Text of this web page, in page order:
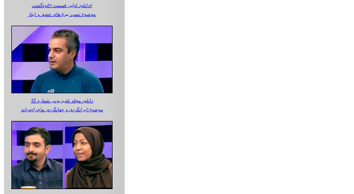
دانلود اولین قسمت «کوه‌گشت»
موضوع:نصب بیرق‌های عشق و ایثار
دانلود مجله تلویزیونی شماره 32
موضوع:ایرانگردی و جهانگردی ماجراجویانه